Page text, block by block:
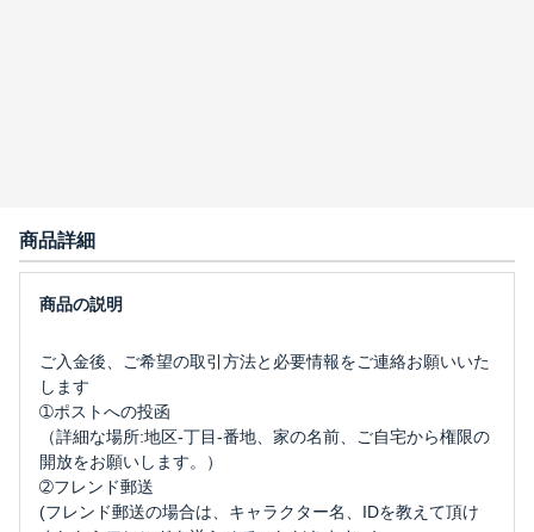
商品詳細
ご入金後、ご希望の取引方法と必要情報をご連絡お願いいた
します
➀ポストへの投函
（詳細な場所:地区-丁目-番地、家の名前、ご自宅から権限の
開放をお願いします。）
➁フレンド郵送
(フレンド郵送の場合は、キャラクター名、IDを教えて頂け